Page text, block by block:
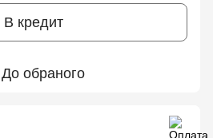
В кредит
До обраного